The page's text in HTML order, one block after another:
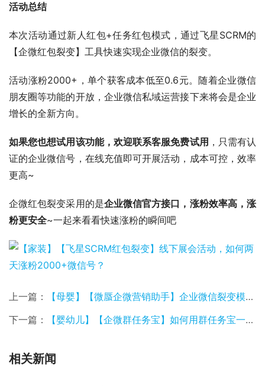
活动总结
本次活动通过新人红包+任务红包模式，通过飞星SCRM的
【企微红包裂变】工具快速实现企业微信的裂变。
活动涨粉2000+，单个获客成本低至0.6元。随着企业微信
朋友圈等功能的开放，企业微信私域运营接下来将会是企业
增长的全新方向。
如果您也想试用该功能，欢迎联系客服免费试用 ，只需有认
证的企业微信号，在线充值即可开展活动，成本可控，效率
更高~
企微红包裂变采用的是企业微信官方接口，涨粉效率高，涨
粉更安全~一起来看看快速涨粉的瞬间吧
上一篇：
【母婴】【微蜃企微营销助手】企业微信裂变模式案例
下一篇：
【婴幼儿】【企微群任务宝】如何用群任务宝一天裂变6000余人入群
相关新闻